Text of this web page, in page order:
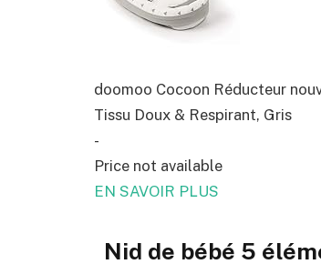
doomoo Cocoon Réducteur
Tissu Doux & Respirant, Gris
-
Price not available
EN SAVOIR PLUS
Nid de bébé 5